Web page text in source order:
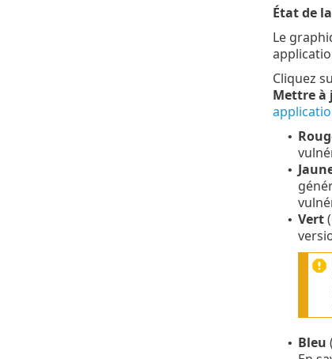
État de
Le
Cliquez
Mettre à
•
•
• Vert(
• Bleu (